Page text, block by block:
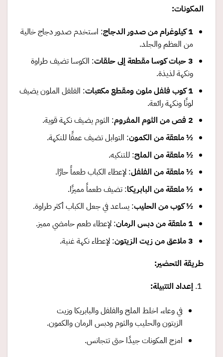
المكونات:
1كيلوغرام من صدور الدجاج: استخدم صدور دجاج خالية
من العظم والجلد.
3حبات كوسا مقطعة إلى حلقات: الكوسا تضيف طراوة
ونكهة لذيذة.
1كوب فلفل ملون ومقطع مكعبات: الفلفل الملون يضيف
لونًا ونكهة رائعة.
2 فص من الثوم المفروم: الثوم يضيف نكهة قوية.
½ملعقة من الكمون: التوابل تضيف عمقًا للنكهة.
½ملعقة من الملح: للتنكيه.
½ملعقة من الفلفل: لإعطاء الكباب طعماً حارًا.
½ملعقة من البابريكا: تضيف طعماً مميزًا.
½كوب من الحليب: يساعد في جعل الكباب أكثر طراوة.
1 ملعقة من دبس الرمان: لإعطاء طعم حامضي مميز.
3ملاعق من زيت الزيتون: لإعطاء نكهة غنية.
طريقة التحضير:
إعداد التتبيلة:
في وعاء، اخلط الملح والفلفل والبابريكا وزيت
الزيتون والحليب والثوم ودبس الرمان والكمون.
امزج المكونات جيدًا حتى تتجانس.